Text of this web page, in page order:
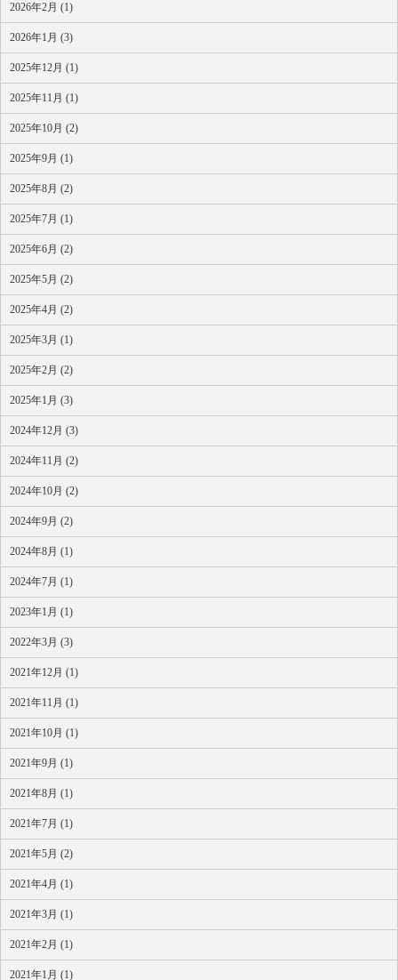
2026年2月 (1)
2026年1月 (3)
2025年12月 (1)
2025年11月 (1)
2025年10月 (2)
2025年9月 (1)
2025年8月 (2)
2025年7月 (1)
2025年6月 (2)
2025年5月 (2)
2025年4月 (2)
2025年3月 (1)
2025年2月 (2)
2025年1月 (3)
2024年12月 (3)
2024年11月 (2)
2024年10月 (2)
2024年9月 (2)
2024年8月 (1)
2024年7月 (1)
2023年1月 (1)
2022年3月 (3)
2021年12月 (1)
2021年11月 (1)
2021年10月 (1)
2021年9月 (1)
2021年8月 (1)
2021年7月 (1)
2021年5月 (2)
2021年4月 (1)
2021年3月 (1)
2021年2月 (1)
2021年1月 (1)